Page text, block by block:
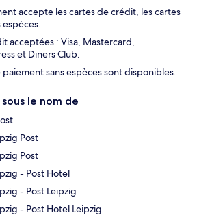
accepte les cartes de crédit, les cartes
acceptées : Visa, Mastercard,
et Diners Club.
paiement sans espèces sont disponibles.
sous le nom de
Post
Post
- Post Hotel
- Post Leipzig
- Post Hotel Leipzig